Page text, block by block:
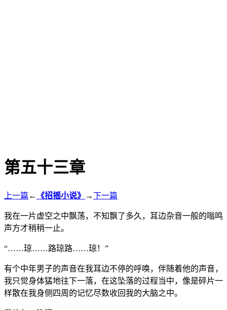
第五十三章
上一篇 ← 《招摇小说》 →下一篇
我在一片虚空之中飘荡，不知飘了多久，耳边杂音一般的嗡鸣
声方才稍稍一止。
“……琼……路琼路……琼！”
有个中年男子的声音在我耳边不停的呼唤，伴随着他的声音，
我只觉身体猛地往下一落，在这坠落的过程当中，像是碎片一
样散在我身侧四周的记忆尽数收回我的大脑之中。